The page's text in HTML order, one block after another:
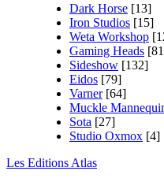
Dark Horse [13]
Iron Studios [15]
Weta Workshop
Gaming Heads
Sideshow [132]
Eidos [79]
Varner [64]
Muckle
Sota [27]
Studio Oxmox [4]
Les Editions Atlas